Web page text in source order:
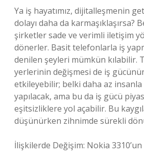
Ya iş hayatımız, dijitalleşmenin
dolayı daha da karmaşıklaşırsa?
şirketler sade ve verimli iletişim
dönerler. Basit telefonlarla iş
denilen şeyleri mümkün kılabilir.
yerlerinin değişmesi de iş
etkileyebilir; belki daha az insanla
yapılacak, ama bu da iş gücü
eşitsizliklere yol açabilir. Bu
düşünürken zihnimde sürekli
İlişkilerde Değişim: Nokia 3310’un